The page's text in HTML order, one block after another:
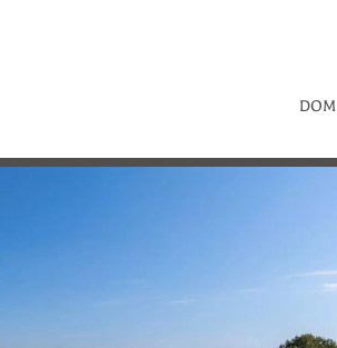
DOM